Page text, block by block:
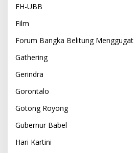
FH-UBB
Film
Forum Bangka Belitung Menggugat
Gathering
Gerindra
Gorontalo
Gotong Royong
Gubernur Babel
Hari Kartini